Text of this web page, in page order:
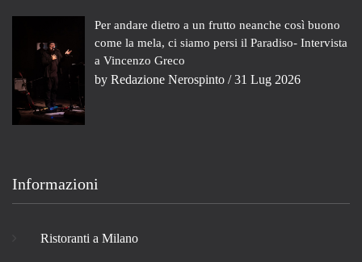
Per andare dietro a un frutto neanche così buono
come la mela, ci siamo persi il Paradiso- Intervista
a Vincenzo Greco
by Redazione Nerospinto / 31 Lug 2026
Informazioni
Ristoranti a Milano